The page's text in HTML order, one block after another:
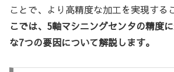
ことで、より高精度な加工を実現する
こでは、5軸マシニングセンタの精度
な7つの要因について解説します。